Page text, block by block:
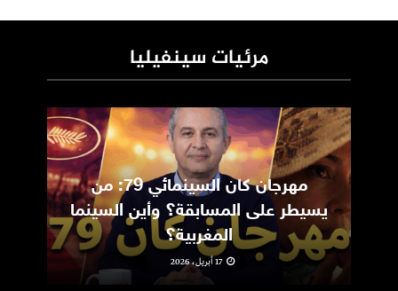
مرئيات سينفيليا
مهرجان كان السينمائي 79: من
يسيطر على المسابقة؟ وأين السينما
المغربية؟
17 أبريل، 2026